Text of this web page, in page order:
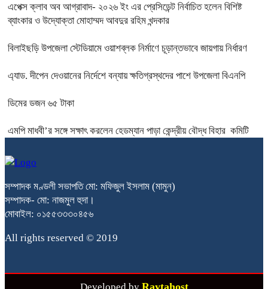
এপেক্স ক্লাব অব আগ্রাবাদ- ২০২৬ ইং এর প্রেসিডেন্ট নির্বাচিত হলেন বিশিষ্ট
ব্যাংকার ও উদ্যোক্তা মোহাম্মদ আবদুর রহিম খন্দকার
বিলাইছড়ি উপজেলা স্টেডিয়ামে ওয়াশব্লক নির্মাণে চূড়ান্তভাবে জায়গায় নির্ধারণ
এ্যাড. দীপেন দেওয়ানের নির্দেশে বন্যায় ক্ষতিগ্রস্থদের পাশে উপজেলা বিএনপি
ডিমের ডজন ৬৫ টাকা
এমপি মাধবী’র সঙ্গে সক্ষাৎ করলেন হেডম্যান পাড়া কেন্দ্রীয় বৌদ্ধ বিহার কমিটি
সম্পাদক মণ্ডলী সভাপতি মো: মফিজুল ইসলাম (মামুন)
সম্পাদক- মো: নাজমুল হুদা।
মোবাইল: ০১৫৫৩৩৩০৪৫৬
All rights reserved © 2019
Raytahost